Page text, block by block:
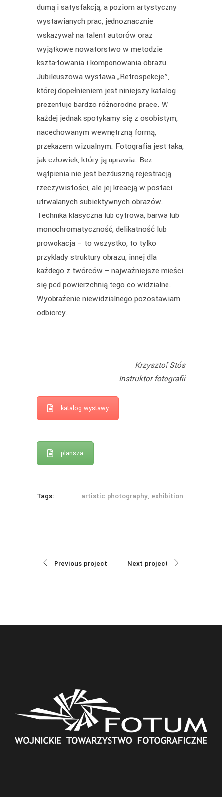
dumą i satysfakcją, a poziom artystyczny
wystawianych prac, jednoznacznie
wskazywał na talent autorów oraz
wyjątkowe nowatorstwo w metodzie
kształtowania i komponowania obrazu.
Jubileuszowa wystawa „Retrospekcje”,
której dopełnieniem jest niniejszy katalog
prezentuje bardzo różnorodne prace. W
każdej jednak spotykamy się z osobistym,
nacechowanym wewnętrzną formą,
przekazem wizualnym. Fotografia jest taka,
jak człowiek, który ją uprawia. Bez
wątpienia nie jest bezduszną rejestracją
rzeczywistości, ale jej kreacją w postaci
utrwalanych subiektywnych obrazów.
Technika klasyczna lub cyfrowa, barwa lub
monochromatyczność, delikatność lub
prowokacja – to wszystko, to tylko
przykłady struktury obrazu, innej dla
każdego z twórców – najważniejsze mieści
się pod powierzchnią tego co widzialne.
Wyobrażenie niewidzialnego pozostawiam
odbiorcy.
Krzysztof Stós
Instruktor fotografii
katalog wystawy
plansza
Tags: artistic photography, exhibition
Previous project Next project